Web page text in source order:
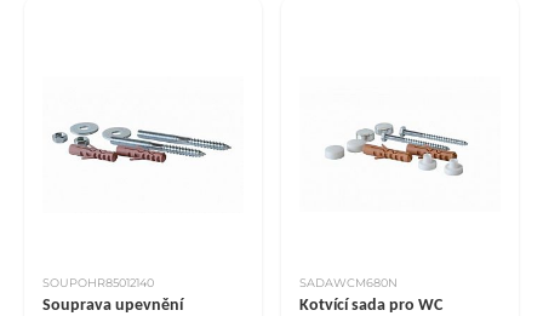
SOUPOHR85012140
Souprava upevnění
SADAWCM680N
Kotvící sada pro WC